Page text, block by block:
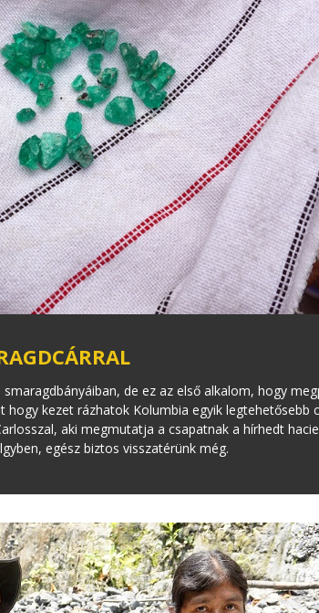
de ez az első alkalom, hogy
hogy kezet rázhatok Kolumbia egyik legtehetősebb
aki megmutatja a csapatnak a hírhedt
egész biztos visszatérünk még.